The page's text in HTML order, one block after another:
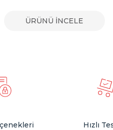
ÜRÜNÜ İNCELE
Hızlı